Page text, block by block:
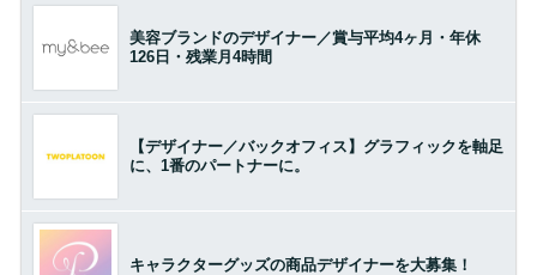
美容ブランドのデザイナー／賞与平均4ヶ月・年休
126日・残業月4時間
【デザイナー／バックオフィス】グラフィックを軸足
に、1番のパートナーに。
キャラクターグッズの商品デザイナーを大募集！